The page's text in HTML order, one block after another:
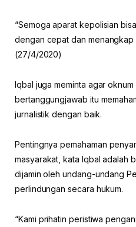
“Semoga aparat kepolisian
dengan cepat dan menangkap
(27/4/2020)
Iqbal juga meminta agar
bertanggungjawab itu
jurnalistik dengan baik.
Pentingnya pemahaman
masyarakat, kata Iqbal adalah
dijamin oleh undang-undang
perlindungan secara hukum.
“Kami prihatin peristiwa